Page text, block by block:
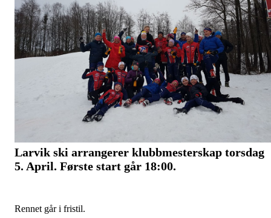
Larvik ski arrangerer klubbmesterskap torsdag
5. April. Første start går 18:00.
Rennet går i fristil.